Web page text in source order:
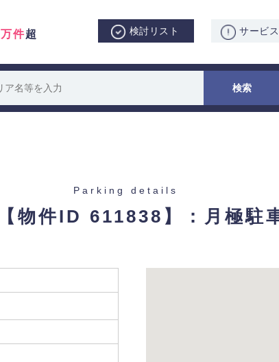
万件超 検討リスト サービ
Parking details
【物件ID 611838】：月極駐